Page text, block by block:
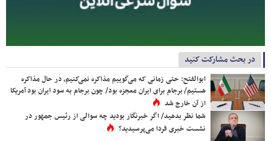
در بحث مشارکت کنید
ابوالفتح: حتی زمانی که می‌گوییم مذاکره نمی‌کنیم، در حال مذاکره
هستیم/ برجام برای ایران معجزه بود/ چون برجام به سود ایران بود آمریکا
از آن خارج شد
شما نظر بدهید/ اگر خبرنگار بودید چه سوالی از رئیس جمهور در
نشست خبری فردا می‌پرسیدید؟